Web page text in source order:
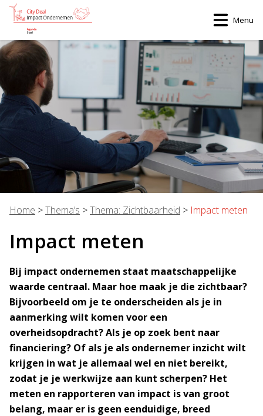
Menu
Home >Thema’s >Thema: Zichtbaarheid > Impact meten
Impact meten
Bij impact ondernemen staat maatschappelijke
waarde centraal. Maar hoe maak je die zichtbaar?
Bijvoorbeeld om je te onderscheiden als je in
aanmerking wilt komen voor een
overheidsopdracht? Als je op zoek bent naar
financiering? Of als je als ondernemer inzicht wilt
krijgen in wat je allemaal wel en niet bereikt,
zodat je je werkwijze aan kunt scherpen? Het
meten en rapporteren van impact is van groot
belang, maar er is geen eenduidige, breed